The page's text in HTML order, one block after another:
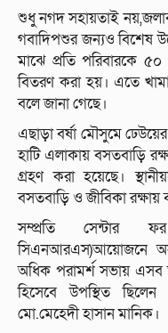
শুধু নগদ সহায়তাই
গবাদিপশুর জন্যও বিশেষ
মাঝে প্রতি পরিবারকে
বিতরণ করা হয়। এতে
বলে জানা গেছে।
এছাড়া বর্ষা মৌসুমে
হাটি এলাকায় বসতবাড়ি
গ্রহণ করা হয়েছে।
বসতবাড়ি ও জীবিকা রক্ষায়
সম্প্রতি সেন্টার
সিএনআরএস)আয়োজনে
অধিক পরামর্শ সভায় এসব
হিসেবে উপস্থিত ছিলেন
মো.মেহেদী হাসান মানিক।